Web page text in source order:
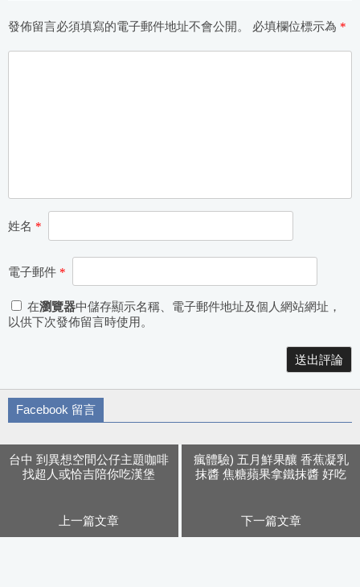
發佈留言必須填寫的電子郵件地址不會公開。 必填欄位標示為 *
姓名 *
電子郵件 *
在瀏覽器中儲存顯示名稱、電子郵件地址及個人網站網址，
以供下次發佈留言時使用。
Facebook 留言
台中 到異想空間公仔主題咖啡
找超人或恰吉陪你吃漢堡
上一篇文章
瘋體驗) 五月鮮果釀 香蕉凝乳
抹醬 焦糖蘋果拿鐵抹醬 好吃
下一篇文章